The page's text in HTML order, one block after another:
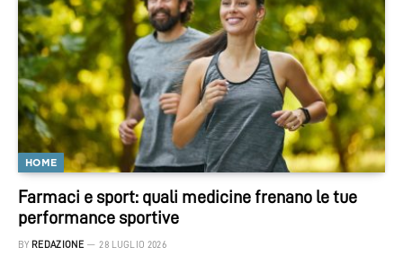
HOME
Farmaci e sport: quali medicine frenano le tue
performance sportive
BY REDAZIONE 28 LUGLIO 2026